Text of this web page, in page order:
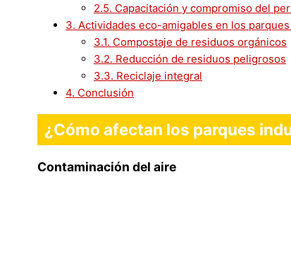
2.5. Capacitación y compromiso del
3. Actividades eco-amigables en los
3.1. Compostaje de residuos orgánicos
3.2. Reducción de residuos peligrosos
3.3. Reciclaje integral
4. Conclusión
¿Cómo afectan los parques
Contaminación del aire